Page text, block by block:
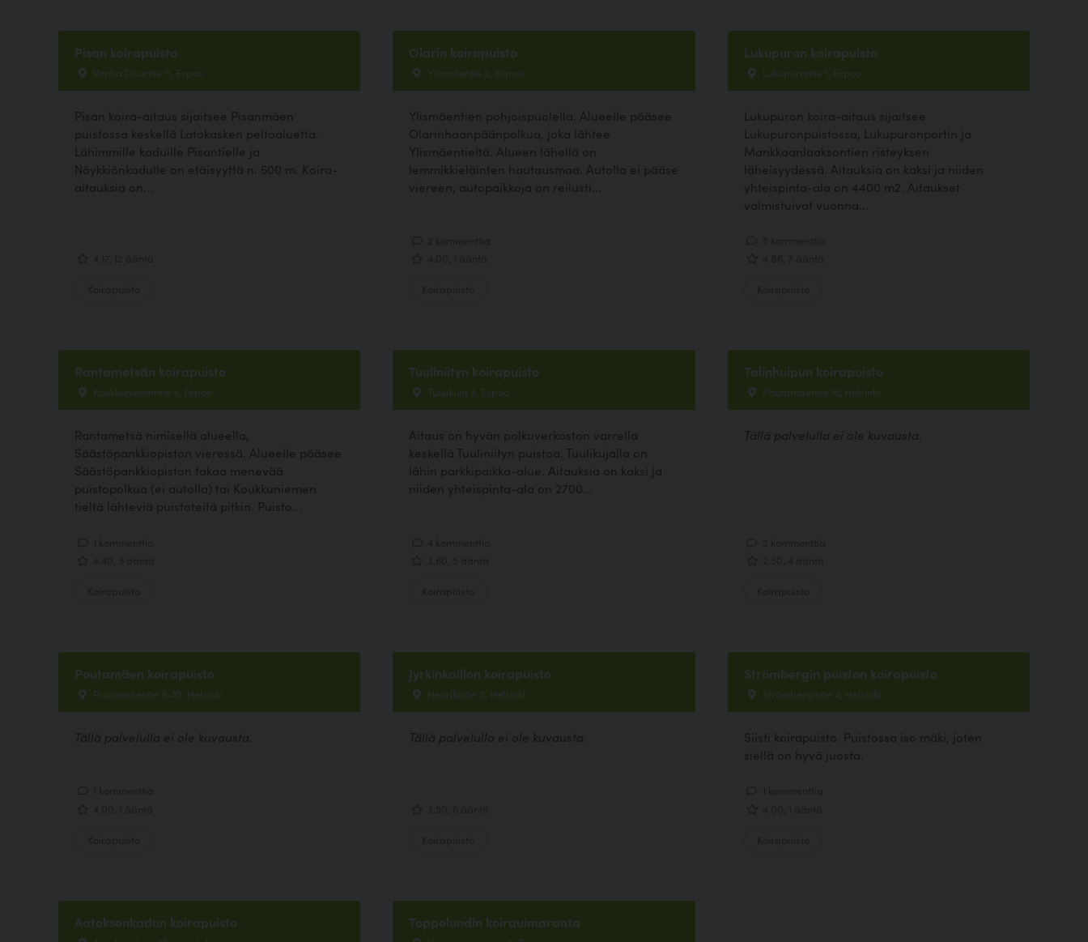
Pisan koirapuisto
Vanha Pisantie 11, Espoo
Pisan koira-aitaus sijaitsee Pisanmäen
puistossa keskellä Latokasken peltoaluetta.
Lähimmille kaduille Pisantielle ja
Nöykkiönkadulle on etäisyyttä n. 500 m. Koira-
aitauksia on...
Olarin koirapuisto
Ylismäentie 2, Espoo
Ylismäentien pohjoispuolella. Alueelle pääsee
Olarinhaanpäänpolkua, joka lähtee
Ylismäentieltä. Alueen lähellä on
lemmikkieläinten hautausmaa. Autolla ei pääse
viereen, autopaikkoja on reilusti...
Lukupuron koirapuisto
Lukupurontie 1, Espoo
Lukupuron koira-aitaus sijaitsee
Lukupuronpuistossa, Lukupuronportin ja
Mankkaanlaaksontien risteyksen
läheisyydessä. Aitauksia on kaksi ja niiden
yhteispinta-ala on 4400 m2. Aitaukset
valmistuivat vuonna...
Rantametsän koirapuisto
Koukkuniementie 4, Espoo
Rantametsä nimisellä alueella,
Säästöpankkiopiston vieressä. Alueelle pääsee
Säästöpankkiopiston takaa menevää
puistopolkua (ei autolla) tai Koukkuniemen
tieltä lähteviä puistoteitä pitkin. Puisto...
Tuuliniityn koirapuisto
Tuulikuja 3, Espoo
Aitaus on hyvän polkuverkoston varrella
keskellä Tuuliniityn puistoa. Tuulikujalla on
lähin parkkipaikka-alue. Aitauksia on kaksi ja
niiden yhteispinta-ala on 2700...
Talinhuipun koirapuisto
Poutamäentie 16, Helsinki
Tällä palvelulla ei ole kuvausta.
Poutamäen koirapuisto
Poutamäentie 8-10, Helsinki
Tällä palvelulla ei ole kuvausta.
Jyrkinkallion koirapuisto
Henrikintie 5, Helsinki
Tällä palvelulla ei ole kuvausta.
Strömbergin puiston koirapuisto
Strömbergintie 4, Helsinki
Siisti koirapuisto. Puistossa iso mäki, joten
siellä on hyvä juosta.
Aatoksenkadun koirapuisto Toppelundin koirauimaranta